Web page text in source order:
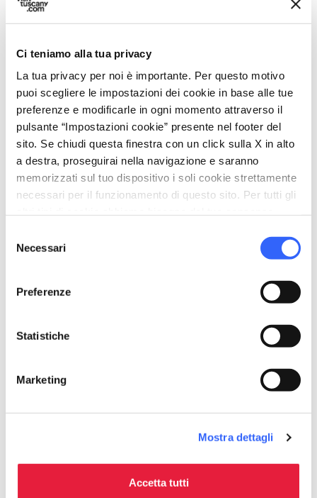
Ci teniamo alla tua privacy
La tua privacy per noi è importante. Per questo motivo
puoi scegliere le impostazioni dei cookie in base alle tue
preferenze e modificarle in ogni momento attraverso il
pulsante “Impostazioni cookie” presente nel footer del
sito. Se chiudi questa finestra con un click sulla X in alto
a destra, proseguirai nella navigazione e saranno
memorizzati sul tuo dispositivo i soli cookie strettamente
necessari per il funzionamento di questo sito. Per tutti gli
delNecessari
Preferenze
Statistiche
Marketing
Mostra dettagli
Accetta tutti
della comunità. Le testimonianze raccolte
raccontano il rapporto tra lavoro, economia
locale e identità culturale, evidenziando come
la produzione di coltelli abbia contribuito in
modo determinante allo sviluppo e alla
notorietà di Scarperia.
home
Via Antonio Gramsci, 56, 50038